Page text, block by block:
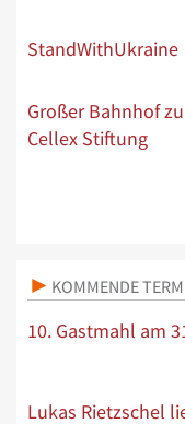
StandWithUkraine
Großer Bahnhof
Cellex Stiftung
KOMMENDE
10. Gastmahl am
Lukas Rietzschel